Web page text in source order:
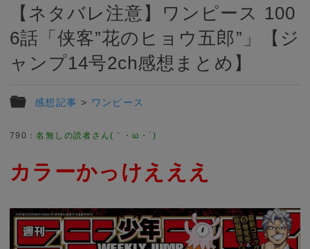
【ネタバレ注意】ワンピース 100
6話「侠客”花のヒョウ五郎”」【ジ
ャンプ14号2ch感想まとめ】
感想記事 > ワンピース
790 ：名無しの読者さん(｀・ω・´)
カラーかっけえええ